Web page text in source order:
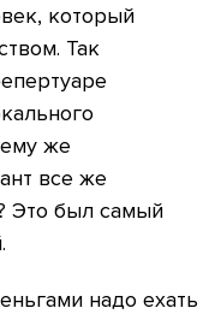
который
Так
же
все же
Это был самый
надо ехать